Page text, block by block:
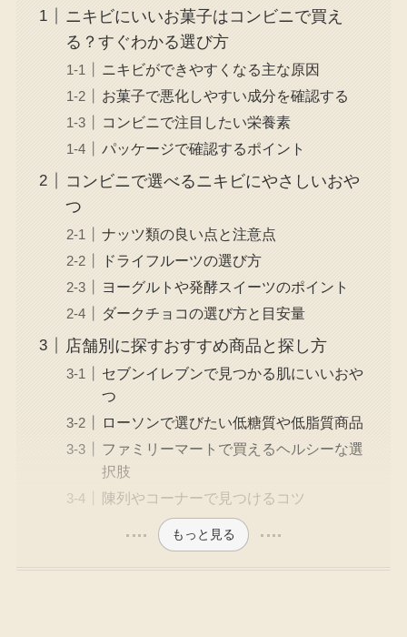
ニキビにいいお菓子はコンビニで買え
る？すぐわかる選び方
ニキビができやすくなる主な原因
お菓子で悪化しやすい成分を確認する
コンビニで注目したい栄養素
パッケージで確認するポイント
コンビニで選べるニキビにやさしいおや
つ
ナッツ類の良い点と注意点
ドライフルーツの選び方
ヨーグルトや発酵スイーツのポイント
ダークチョコの選び方と目安量
店舗別に探すおすすめ商品と探し方
セブンイレブンで見つかる肌にいいおや
つ
ローソンで選びたい低糖質や低脂質商品
ファミリーマートで買えるヘルシーな選
択肢
陳列やコーナーで見つけるコツ
もっと見る